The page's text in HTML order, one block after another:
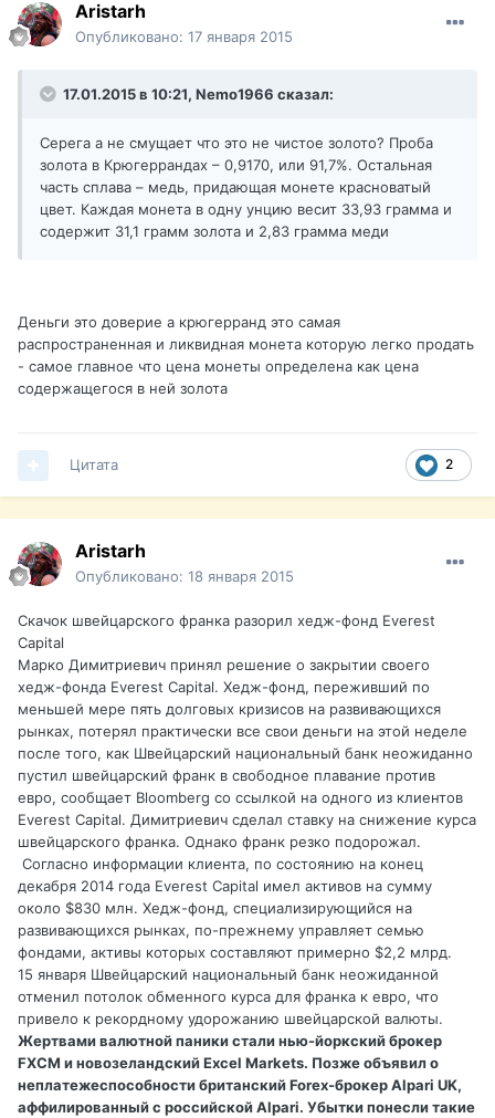
Aristarh
Опубликовано: 17 января 2015
17.01.2015 в 10:21, Nemo1966 сказал:
Серега а не смущает что это не чистое золото? Проба
золота в Крюгеррандах – 0,9170, или 91,7%. Остальная
часть сплава – медь, придающая монете красноватый
цвет. Каждая монета в одну унцию весит 33,93 грамма и
содержит 31,1 грамм золота и 2,83 грамма меди
Деньги это доверие а крюгерранд это самая
распространенная и ликвидная монета которую легко продать
- самое главное что цена монеты определена как цена
содержащегося в ней золота
2
Цитата
Aristarh
Опубликовано: 18 января 2015
Скачок швейцарского франка разорил хедж-фонд Everest
Capital
Марко Димитриевич принял решение о закрытии своего
хедж-фонда Everest Capital. Хедж-фонд, переживший по
меньшей мере пять долговых кризисов на развивающихся
рынках, потерял практически все свои деньги на этой неделе
после того, как Швейцарский национальный банк неожиданно
пустил швейцарский франк в свободное плавание против
евро, сообщает Bloomberg со ссылкой на одного из клиентов
Everest Capital. Димитриевич сделал ставку на снижение курса
швейцарского франка. Однако франк резко подорожал.
Согласно информации клиента, по состоянию на конец
декабря 2014 года Everest Capital имел активов на сумму
около $830 млн. Хедж-фонд, специализирующийся на
развивающихся рынках, по-прежнему управляет семью
фондами, активы которых составляют примерно $2,2 млрд.
15 января Швейцарский национальный банк неожиданной
отменил потолок обменного курса для франка к евро, что
привело к рекордному удорожанию швейцарской валюты.
Жертвами валютной паники стали нью-йоркский брокер
FXCM и новозеландский Excel Markets. Позже объявил о
неплатежеспособности британский Forex-брокер Alpari UK,
аффилированный с российской Alpari. Убытки понесли такие